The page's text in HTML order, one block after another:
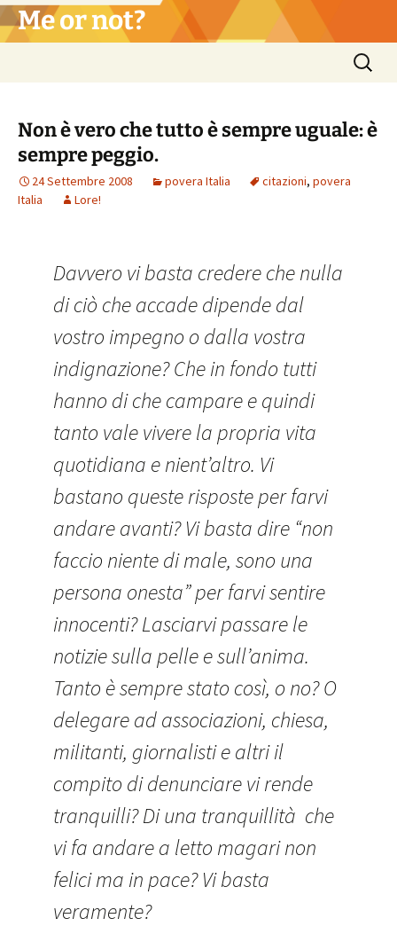
Vai
al Me or not?
Ricerca
per:
Non è vero che tutto è sempre uguale: è
sempre peggio.
24 Settembre 2008 povera Italia citazioni, povera
Italia
Lore!
Davvero vi basta credere che nulla
di ciò che accade dipende dal
vostro impegno o dalla vostra
indignazione? Che in fondo tutti
hanno di che campare e quindi
tanto vale vivere la propria vita
quotidiana e nient’altro. Vi
bastano queste risposte per farvi
andare avanti? Vi basta dire “non
faccio niente di male, sono una
persona onesta” per farvi sentire
innocenti? Lasciarvi passare le
notizie sulla pelle e sull’anima.
Tanto è sempre stato così, o no? O
delegare ad associazioni, chiesa,
militanti, giornalisti e altri il
compito di denunciare vi rende
tranquilli? Di una tranquillità che
vi fa andare a letto magari non
felici ma in pace? Vi basta
veramente?